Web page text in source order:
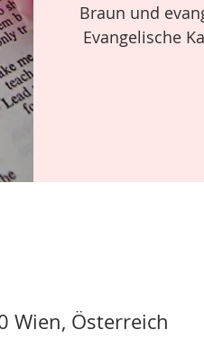
Braun und
Evangelische
Wien, Österreich